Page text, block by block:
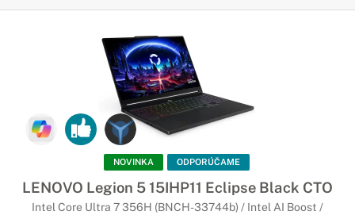
náročných
Ten najväčší herný výkon
Notebooky určené pre hardcore hráčov. Tie stroje v sebe
obsahujú tie najvýkonnejšie komponenty a tie
najpokročilejšie displeje. Vďaka tomu Vám umožnia hrať
akúkoľvek hru a poskytnú Vám dokonalý herný zážitok.
Herné notebooky Lenovo s nVidia RTX
Vylepši svoje hranie so špičkovou grafickou
kartou
NOVINKA ODPORÚČAME
LENOVO Legion 5 15IHP11 Eclipse Black CTO
Intel Core Ultra 7 356H (BNCH-33744b) / Intel AI Boost /